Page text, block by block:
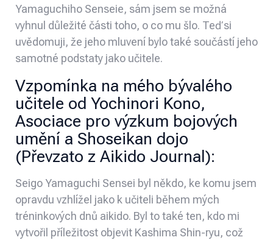
Yamaguchiho Senseie, sám jsem se možná
vyhnul důležité části toho, o co mu šlo. Teď si
uvědomuji, že jeho mluvení bylo také součástí jeho
samotné podstaty jako učitele.
Vzpomínka na mého bývalého
učitele od Yochinori Kono,
Asociace pro výzkum bojových
umění a Shoseikan dojo
(Převzato z Aikido Journal ):
Seigo Yamaguchi Sensei byl někdo, ke komu jsem
opravdu vzhlížel jako k učiteli během mých
tréninkových dnů aikido. Byl to také ten, kdo mi
vytvořil příležitost objevit Kashima Shin-ryu, což